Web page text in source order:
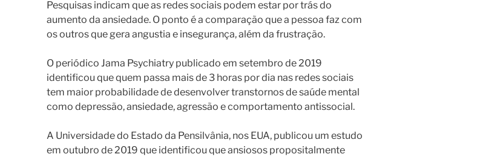
Pesquisas indicam que as redes sociais podem estar por trás do
aumento da ansiedade. O ponto é a comparação que a pessoa faz com
os outros que gera angustia e insegurança, além da frustração.
O periódico Jama Psychiatry publicado em setembro de 2019
identificou que quem passa mais de 3 horas por dia nas redes sociais
tem maior probabilidade de desenvolver transtornos de saúde mental
como depressão, ansiedade, agressão e comportamento antissocial.
A Universidade do Estado da Pensilvânia, nos EUA, publicou um estudo
em outubro de 2019 que identificou que ansiosos propositalmente